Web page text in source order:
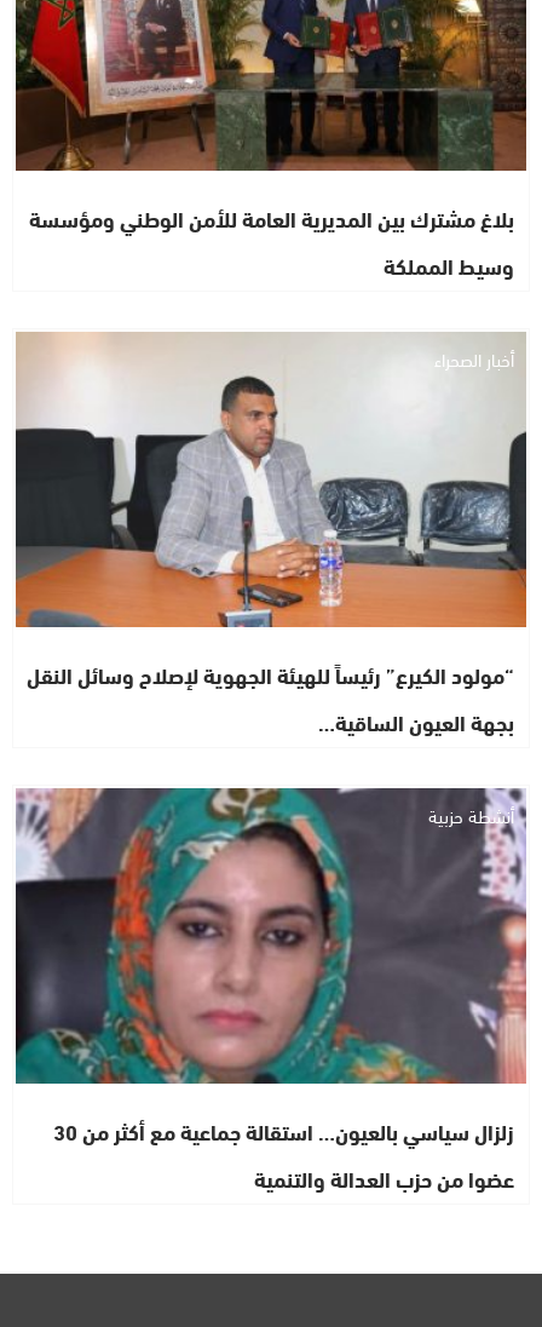
بلاغ مشترك بين المديرية العامة للأمن الوطني ومؤسسة
وسيط المملكة
أخبار الصحراء
“مولود الكيرع” رئيساً للهيئة الجهوية لإصلاح وسائل النقل
بجهة العيون الساقية…
أنشطة حزبية
زلزال سياسي بالعيون… استقالة جماعية مع أكثر من 30
عضوا من حزب العدالة والتنمية